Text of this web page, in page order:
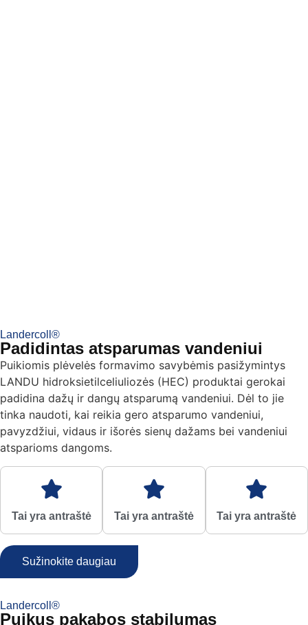
Landercoll®
Padidintas atsparumas vandeniui
Puikiomis plėvelės formavimo savybėmis pasižymintys
LANDU hidroksietilceliuliozės (HEC) produktai gerokai
padidina dažų ir dangų atsparumą vandeniui. Dėl to jie
tinka naudoti, kai reikia gero atsparumo vandeniui,
pavyzdžiui, vidaus ir išorės sienų dažams bei vandeniui
atsparioms dangoms.
Tai yra antraštė Tai yra antraštė Tai yra antraštė
Sužinokite daugiau
Landercoll®
Puikus pakabos stabilumas